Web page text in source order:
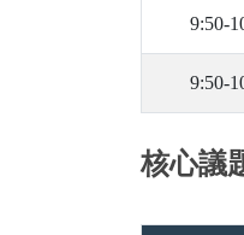
9:50-
9:50-
核心議